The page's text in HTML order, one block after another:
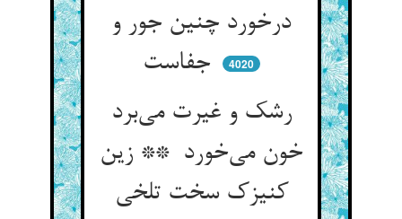
درخورد چنین جور و
جفاست
4020
رشک و غیرت می‌برد
خون می‌خورد ** زین
کنیزک سخت تلخی